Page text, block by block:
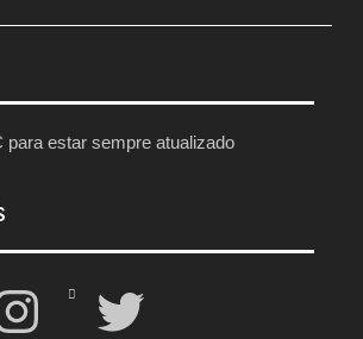
para estar sempre atualizado
Twitter